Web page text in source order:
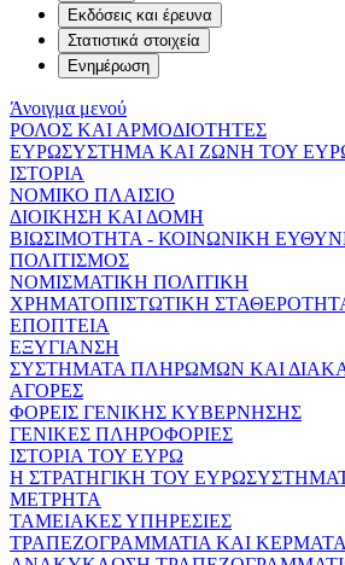
Εκδόσεις και έρευνα
Στατιστικά στοιχεία
Ενημέρωση
Άνοιγμα μενού
ΡΟΛΟΣ ΚΑΙ ΑΡΜΟΔΙΟΤΗΤΕΣ
ΕΥΡΩΣΥΣΤΗΜΑ ΚΑΙ ΖΩΝΗ ΤΟΥ
ΙΣΤΟΡΙΑ
ΝΟΜΙΚΟ ΠΛΑΙΣΙΟ
ΔΙΟΙΚΗΣΗ ΚΑΙ ΔΟΜΗ
ΒΙΩΣΙΜΟΤΗΤΑ - ΚΟΙΝΩΝΙΚΗ
ΠΟΛΙΤΙΣΜΟΣ
ΝΟΜΙΣΜΑΤΙΚΗ ΠΟΛΙΤΙΚΗ
ΧΡΗΜΑΤΟΠΙΣΤΩΤΙΚΗ
ΕΠΟΠΤΕΙΑ
ΕΞΥΓΙΑΝΣΗ
ΣΥΣΤΗΜΑΤΑ ΠΛΗΡΩΜΩΝ ΚΑΙ
ΑΓΟΡΕΣ
ΦΟΡΕΙΣ ΓΕΝΙΚΗΣ ΚΥΒΕΡΝΗΣΗΣ
ΓΕΝΙΚΕΣ ΠΛΗΡΟΦΟΡΙΕΣ
ΙΣΤΟΡΙΑ ΤΟΥ ΕΥΡΩ
Η ΣΤΡΑΤΗΓΙΚΗ ΤΟΥ
ΜΕΤΡΗΤΑ
ΤΑΜΕΙΑΚΕΣ ΥΠΗΡΕΣΙΕΣ
ΤΡΑΠΕΖΟΓΡΑΜΜΑΤΙΑ ΚΑΙ ΚΕΡΜΑΤΑ